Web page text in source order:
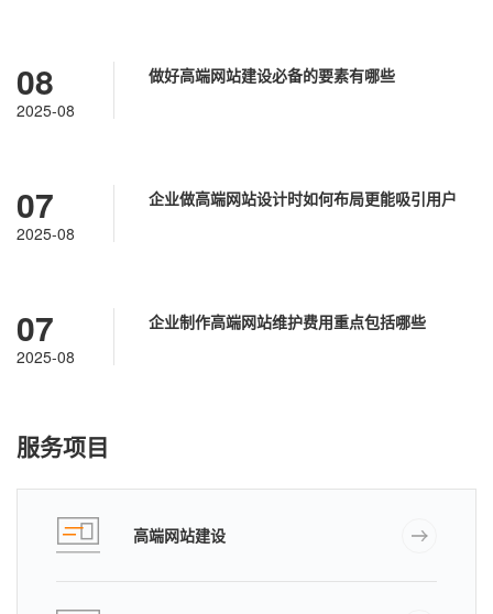
08
2025-08
做好高端网站建设必备的要素有哪些
07
2025-08
企业做高端网站设计时如何布局更能吸引用户
07
2025-08
企业制作高端网站维护费用重点包括哪些
服务项目
高端网站建设